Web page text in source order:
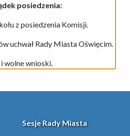
posiedzenia:
u z posiedzenia Komisji.
uchwał Rady Miasta Oświęcim.
wolne wnioski.
Sesje Rady Miasta